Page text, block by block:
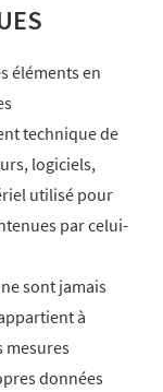
éléments en
technique de
logiciels,
utilisé pour
par celui-
sont jamais
à
mesures
données